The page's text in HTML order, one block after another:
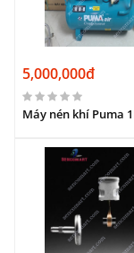
5,000,000đ